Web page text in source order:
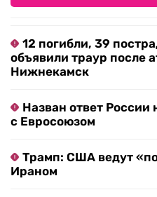
12 погибли, 39
объявили траур после
Нижнекамск
Назван ответ
с Евросоюзом
Трамп: США ведут
Ираном